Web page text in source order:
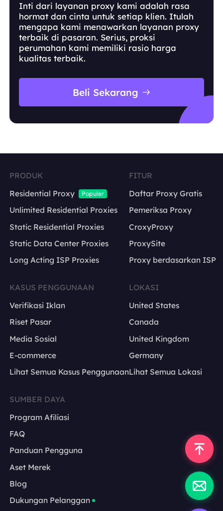
Inti dari layanan proxy kami adalah rasa
hormat dan cinta untuk setiap klien. Itulah
mengapa kami menawarkan layanan proxy
terbaik di pasaran. Serius, proksi
perumahan kami memiliki rasio harga
kualitas terbaik.
Beli Sekarang
PRODUK
Residential Proxy
Populer
Unlimited Residential Proxies
Static Residential Proxies
Static Data Center Proxies
Long Acting ISP Proxies
FITUR
Daftar Proxy Gratis
Pemeriksa Proxy
CroxyProxy
ProxySite
Proxy berdasarkan ISP
KASUS PENGGUNAAN
Verifikasi Iklan
Riset Pasar
Media Sosial
E-commerce
Lihat Semua Kasus Penggunaan
LOKASI
United States
Canada
United Kingdom
Germany
Lihat Semua Lokasi
SUMBER DAYA
Program Afiliasi
FAQ
Panduan Pengguna
Aset Merek
Blog
Dukungan Pelanggan